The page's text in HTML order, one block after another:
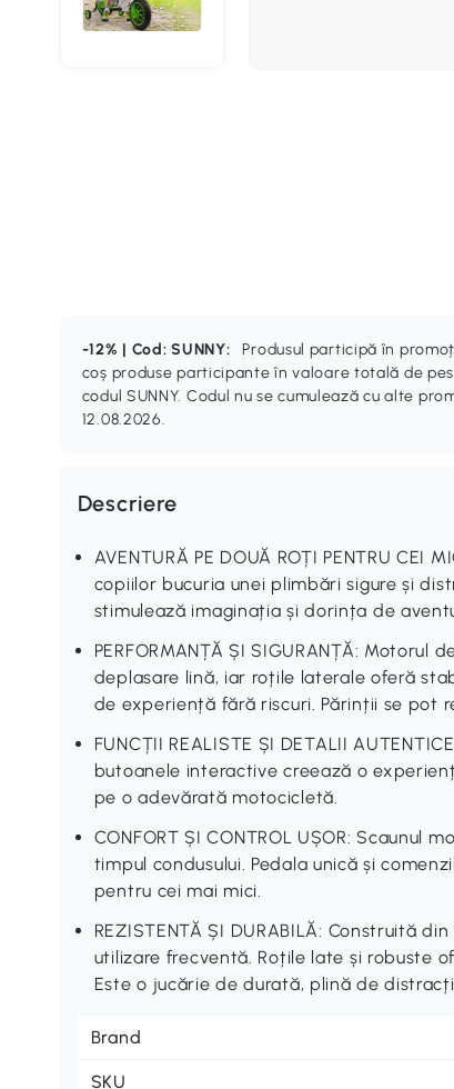
-12% | Cod: SUNNY:
Produsul participă în
coș produse participante în valoare totală de
codul SUNNY. Codul nu se cumulează cu alte
12.08.2026.
Descriere
AVENTURĂ PE DOUĂ ROȚI PENTRU
copiilor bucuria unei plimbări sigure și
stimulează imaginația și dorința de
PERFORMANȚĂ ȘI SIGURANȚĂ:
deplasare lină, iar roțile laterale oferă
de experiență fără riscuri. Părinții se pot
FUNCȚII REALISTE ȘI DETALII
butoanele interactive creează o
pe o adevărată motocicletă.
CONFORT ȘI CONTROL UȘOR: Scaunul
timpul condusului. Pedala unică și
pentru cei mai mici.
REZISTENTĂ ȘI DURABILĂ: Construită
utilizare frecventă. Roțile late și robuste
Este o jucărie de durată, plină de
Brand
SKU